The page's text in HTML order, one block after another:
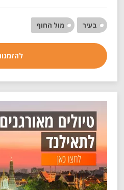
בעיר מול החוף